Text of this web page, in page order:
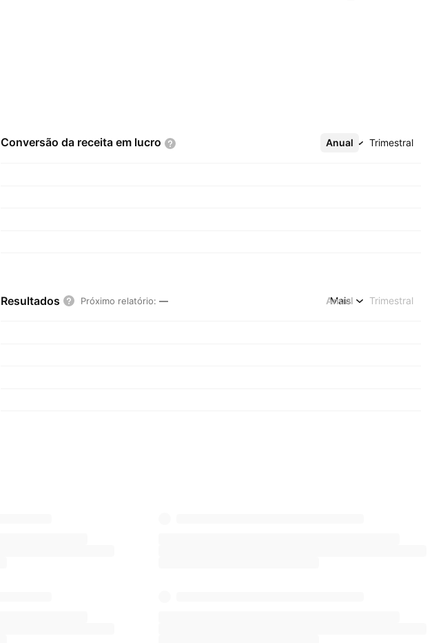
Conversão da receita em lucro Anual Trimestral
Mais
Resultados Próximo relatório: — Anual Trimestral
Mais